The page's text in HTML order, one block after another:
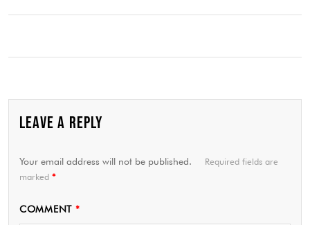
LEAVE A REPLY
Your email address will not be published.
Required fields are
marked *
COMMENT *